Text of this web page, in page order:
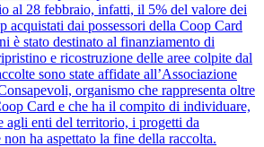
al 28 febbraio, infatti, il 5% del valore dei
acquistati dai possessori della Coop Card
è stato destinato al finanziamento di
e ricostruzione delle aree colpite dal
sono state affidate all’Associazione
organismo che rappresenta oltre
Card e che ha il compito di individuare,
agli enti del territorio, i progetti da
ha aspettato la fine della raccolta.